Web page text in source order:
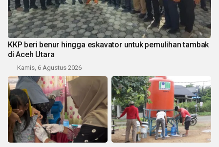
KKP beri benur hingga eskavator untuk pemulihan tambak
di Aceh Utara
Kamis, 6 Agustus 2026